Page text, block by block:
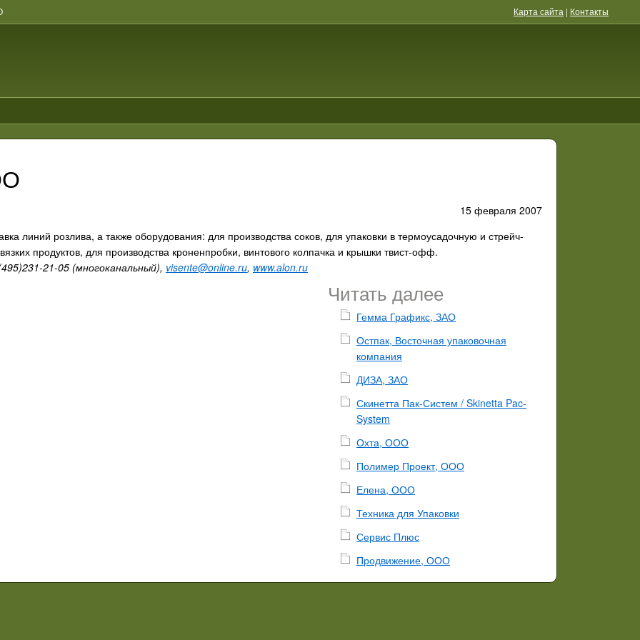
Карта сайта | Контакты
15 февраля 2007
линий розлива, а также оборудования: для производства соков, для упаковки в термоусадочную и стрейч-
продуктов, для производства кроненпробки, винтового колпачка и крышки твист-офф.
21-05 (многоканальный), visente@online.ru, www.alon.ru
Читать далее
Гемма Графикс, ЗАО
Остпак, Восточная упаковочная
компания
ДИЗА, ЗАО
Скинетта Пак-Систем / Skinetta Pac-
System
Охта, ООО
Полимер Проект, ООО
Елена, ООО
Техника для Упаковки
Сервис Плюс
Продвижение, ООО